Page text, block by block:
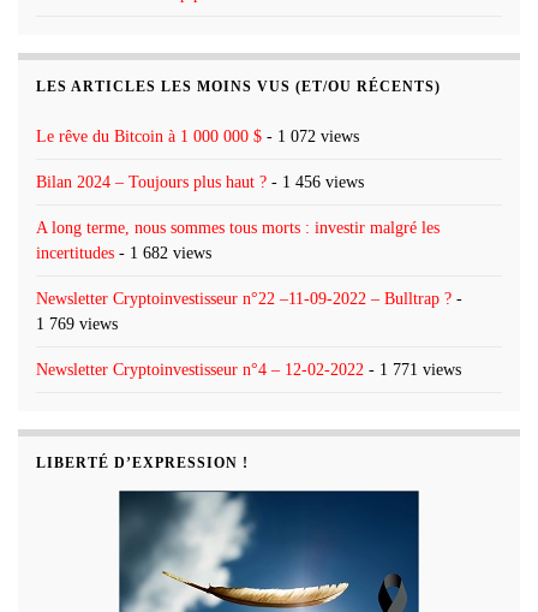
LES ARTICLES LES MOINS VUS (ET/OU RÉCENTS)
Le rêve du Bitcoin à 1 000 000 $ - 1 072 views
Bilan 2024 – Toujours plus haut ? - 1 456 views
A long terme, nous sommes tous morts : investir malgré les
incertitudes - 1 682 views
Newsletter Cryptoinvestisseur n°22 –11-09-2022 – Bulltrap ? -
1 769 views
Newsletter Cryptoinvestisseur n°4 – 12-02-2022 - 1 771 views
LIBERTÉ D’EXPRESSION !